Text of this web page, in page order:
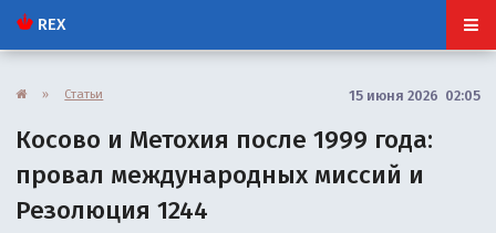
REX
» Статьи 15 июня 2026 02:05
Косово и Метохия после 1999 года:
провал международных миссий и
Резолюция 1244